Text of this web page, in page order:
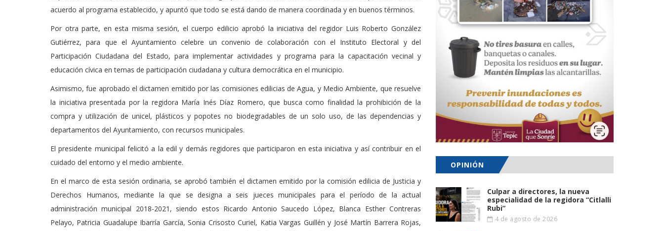
acuerdo al programa establecido, y apuntó que todo se está dando de manera coordinada y en buenos términos.
Por otra parte, en esta misma sesión, el cuerpo edilicio aprobó la iniciativa del regidor Luis Roberto González
Gutiérrez, para que el Ayuntamiento celebre un convenio de colaboración con el Instituto Electoral y del
Participación Ciudadana del Estado, para implementar actividades y programa para la capacitación vecinal y
educación cívica en temas de participación ciudadana y cultura democrática en el municipio.
Asimismo, fue aprobado el dictamen emitido por las comisiones edilicias de Agua, y Medio Ambiente, que resuelve
la iniciativa presentada por la regidora María Inés Díaz Romero, que busca como finalidad la prohibición de la
compra y utilización de unicel, plásticos y popotes no biodegradables de un solo uso, de las dependencias y
departamentos del Ayuntamiento, con recursos municipales.
El presidente municipal felicitó a la edil y demás regidores que participaron en esta iniciativa y así contribuir en el
cuidado del entorno y el medio ambiente.
En el marco de esta sesión ordinaria, se aprobó también el dictamen emitido por la comisión edilicia de Justicia y
Derechos Humanos, mediante la que se designa a seis jueces municipales para el período de la actual
administración municipal 2018-2021, siendo estos Ricardo Antonio Saucedo López, Blanca Esther Contreras
Pelayo, Patricia Guadalupe Ibarría García, Sonia Crisosto Curiel, Katia Vargas Guillén y José Martín Barrera Rojas,
OPINIÓN
Culpar a directores, la nueva
especialidad de la regidora “Citlalli
Rubi”
4 de agosto de 2026